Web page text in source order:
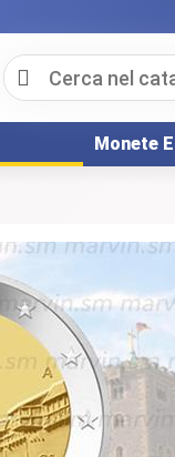
Monete